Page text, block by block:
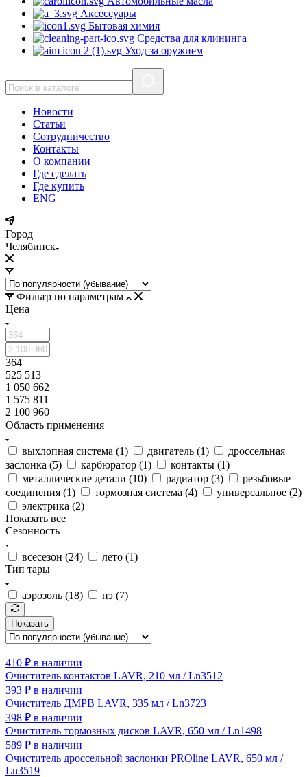
Аксессуары
Бытовая химия
Средства для клининга
Уход за оружием
Новости
Статьи
Сотрудничество
Контакты
О компании
Где сделать
Где купить
ENG
Город
Челябинск
Фильтр по параметрам
Цена
364
525 513
1 050 662
1 575 811
2 100 960
Область применения
выхлопная система (1) двигатель (1)
дроссельная
заслонка (5) карбюратор (1) контакты (1)
металлические детали (10) радиатор (3)
резьбовые
соединения (1) тормозная система (4) универсальное (2)
электрика (2)
Показать все
Сезонность
всесезон (24) лето (1)
Тип тары
аэрозоль (18) пэ (7)
Показать
410 ₽ в наличии
Очиститель контактов LAVR, 210 мл / Ln3512
393 ₽ в наличии
Очиститель ДМРВ LAVR, 335 мл / Ln3723
398 ₽ в наличии
Очиститель тормозных дисков LAVR, 650 мл / Ln1498
589 ₽ в наличии
Очиститель дроссельной заслонки PROline LAVR, 650 мл /
Ln3519